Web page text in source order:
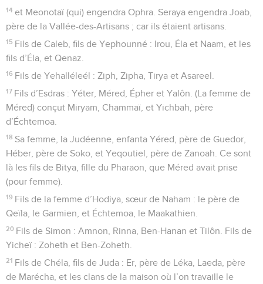
14 et Meonotaï (qui) engendra Ophra. Seraya engendra Joab,
père de la Vallée-des-Artisans ; car ils étaient artisans.
15 Fils de Caleb, fils de Yephounné : Irou, Éla et Naam, et les
fils d’Éla, et Qenaz.
16 Fils de Yehalléleél : Ziph, Zipha, Tirya et Asareel.
17 Fils d’Esdras : Yéter, Méred, Épher et Yalôn. (La femme de
Méred) conçut Miryam, Chammaï, et Yichbah, père
d’Échtemoa.
18 Sa femme, la Judéenne, enfanta Yéred, père de Guedor,
Héber, père de Soko, et Yeqoutiel, père de Zanoah. Ce sont
là les fils de Bitya, fille du Pharaon, que Méred avait prise
(pour femme).
19 Fils de la femme d’Hodiya, sœur de Naham : le père de
Qeïla, le Garmien, et Échtemoa, le Maakathien.
20 Fils de Simon : Amnon, Rinna, Ben-Hanan et Tilôn. Fils de
Yicheï : Zoheth et Ben-Zoheth.
21 Fils de Chéla, fils de Juda : Er, père de Léka, Laeda, père
de Marécha, et les clans de la maison où l’on travaille le